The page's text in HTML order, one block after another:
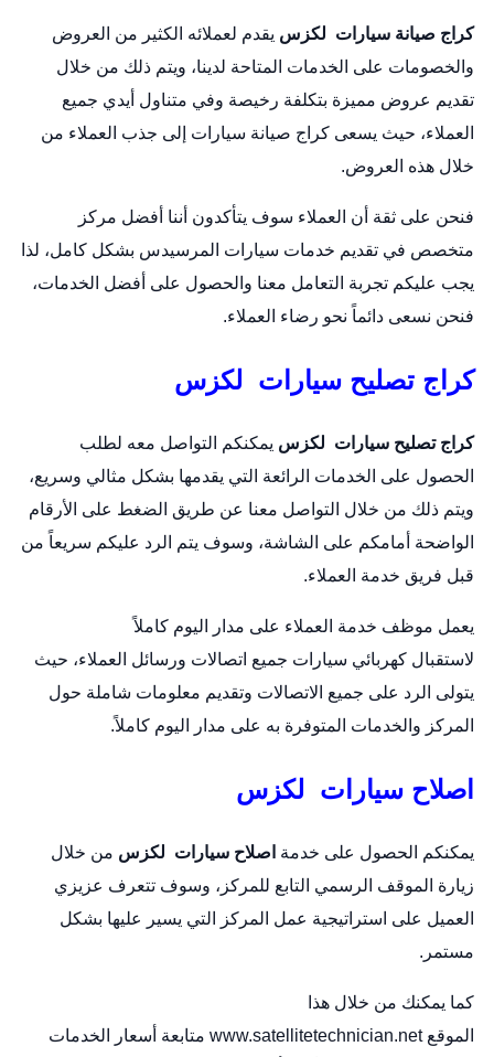
كراج صيانة سيارات لكزس يقدم لعملائه الكثير من العروض
والخصومات على الخدمات المتاحة لدينا، ويتم ذلك من خلال
تقديم عروض مميزة بتكلفة رخيصة وفي متناول أيدي جميع
العملاء، حيث يسعى كراج صيانة سيارات إلى جذب العملاء من
خلال هذه العروض.
فنحن على ثقة أن العملاء سوف يتأكدون أننا أفضل مركز
متخصص في تقديم خدمات سيارات المرسيدس بشكل كامل، لذا
يجب عليكم تجربة التعامل معنا والحصول على أفضل الخدمات،
فنحن نسعى دائماً نحو رضاء العملاء.
كراج تصليح سيارات لكزس
كراج تصليح سيارات لكزس يمكنكم التواصل معه لطلب
الحصول على الخدمات الرائعة التي يقدمها بشكل مثالي وسريع،
ويتم ذلك من خلال التواصل معنا عن طريق الضغط على الأرقام
الواضحة أمامكم على الشاشة، وسوف يتم الرد عليكم سريعاً من
قبل فريق خدمة العملاء.
يعمل موظف خدمة العملاء على مدار اليوم كاملاً
لاستقبال كهربائي سيارات جميع اتصالات ورسائل العملاء، حيث
يتولى الرد على جميع الاتصالات وتقديم معلومات شاملة حول
المركز والخدمات المتوفرة به على مدار اليوم كاملاً.
اصلاح سيارات لكزس
يمكنكم الحصول على خدمة اصلاح سيارات لكزس من خلال
زيارة الموقف الرسمي التابع للمركز، وسوف تتعرف عزيزي
العميل على استراتيجية عمل المركز التي يسير عليها بشكل
مستمر.
كما يمكنك من خلال هذا
الموقعwww.satellitetechnician.netمتابعة أسعار الخدمات